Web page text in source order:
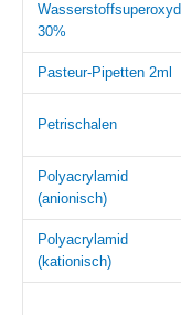
Wasserstoffsuperoxyd
30%
Pasteur-Pipetten 2ml
Petrischalen
Polyacrylamid
(anionisch)
Polyacrylamid
(kationisch)